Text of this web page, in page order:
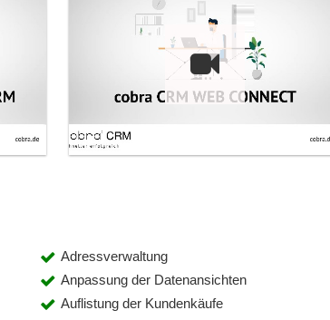
Adressverwaltung
Anpassung der Datenansichten
Auflistung der Kundenkäufe